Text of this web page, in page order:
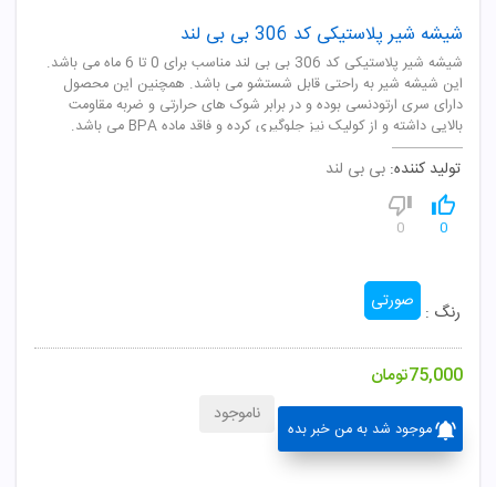
شیشه شیر پلاستیکی کد 306 بی بی لند
شیشه شیر پلاستیکی کد 306 بی بی لند مناسب برای 0 تا 6 ماه می باشد.
این شیشه شیر به راحتی قابل شستشو می باشد. همچنین این محصول
دارای سری ارتودنسی بوده و در برابر شوک های حرارتی و ضربه مقاومت
بالایی داشته و از کولیک نیز جلوگیری کرده و فاقد ماده BPA می باشد.
تولید کننده: بی بی لند
0
0
رنگ : صورتی
75,000تومان
موجود شد به من خبر بده
ناموجود